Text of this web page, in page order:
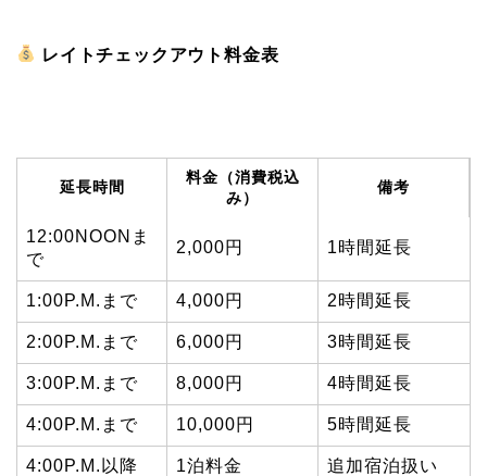
レイトチェックアウト料金表
延長時間
料金（消費税込
み）
備考
12:00NOONま
で
2,000円 1時間延長
1:00P.M.まで 4,000円 2時間延長
2:00P.M.まで 6,000円 3時間延長
3:00P.M.まで 8,000円 4時間延長
4:00P.M.まで 10,000円 5時間延長
4:00P.M.以降 1泊料金 追加宿泊扱い